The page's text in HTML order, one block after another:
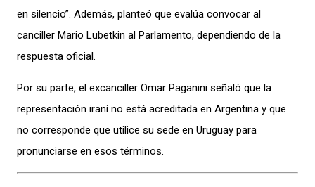
en silencio”. Además, planteó que evalúa convocar al
canciller Mario Lubetkin al Parlamento, dependiendo de la
respuesta oficial.
Por su parte, el excanciller Omar Paganini señaló que la
representación iraní no está acreditada en Argentina y que
no corresponde que utilice su sede en Uruguay para
pronunciarse en esos términos.